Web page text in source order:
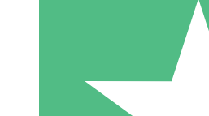
10 Downloaden
20 00